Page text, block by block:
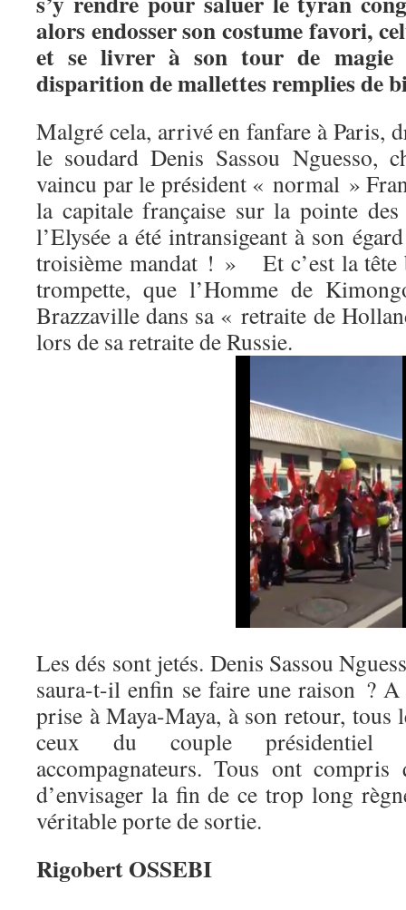
alors endosser son costume favori,
et se livrer à son tour de
disparition de mallettes remplies de
Malgré cela, arrivé en fanfare à Paris,
le soudard Denis Sassou Nguesso,
vaincu par le président « normal »
la capitale française sur la pointe
l’Elysée a été intransigeant à son
troisième mandat ! » Et c’est la tête
trompette, que l’Homme de
Brazzaville dans sa « retraite de
lors de sa retraite de Russie.
Les dés sont jetés. Denis Sassou
saura-t-il enfin se faire une raison ?
prise à Maya-Maya, à son retour, tous
ceux du couple présidentiel
accompagnateurs. Tous ont
d’envisager la fin de ce trop long
véritable porte de sortie.
Rigobert OSSEBI